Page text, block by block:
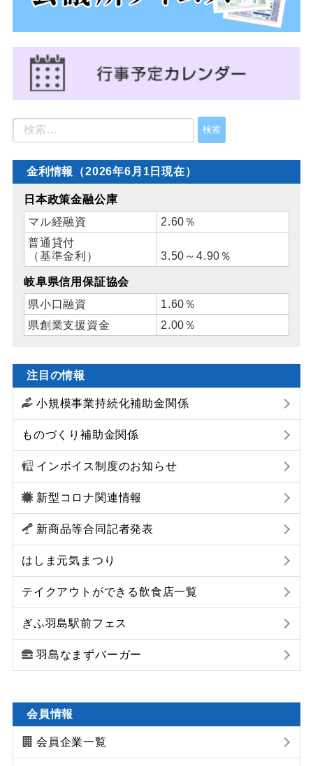
金利情報（2026年6月1日現在）
日本政策金融公庫
マル経融資
2.60％
普通貸付
（基準金利）
3.50～4.90％
岐阜県信用保証協会
県小口融資
1.60％
県創業支援資金
2.00％
注目の情報
小規模事業持続化補助金関係
ものづくり補助金関係
インボイス制度のお知らせ
新型コロナ関連情報
新商品等合同記者発表
はしま元気まつり
テイクアウトができる飲食店一覧
ぎふ羽島駅前フェス
羽島なまずバーガー
会員情報
会員企業一覧